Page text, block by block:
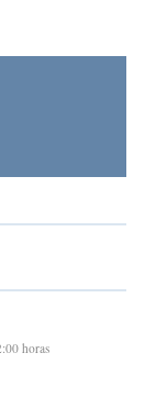
horas